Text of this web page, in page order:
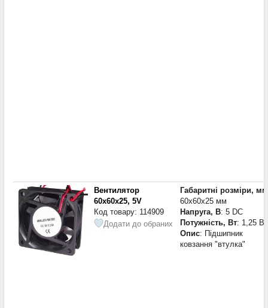
Вентилятор
60x60x25, 5V
Код товару: 114909
Додати до обраних
Габаритні розміри, мм
60x60x25 мм
Напруга, В: 5 DC
Потужність, Вт: 1,25 Вт
Опис: Підшипник
ковзання "втулка"